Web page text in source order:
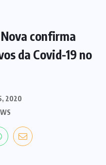
confirma
da Covid-19 no
2020